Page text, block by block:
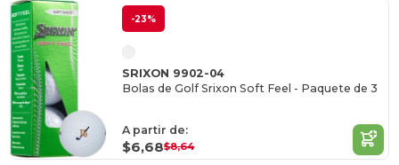
-23%
SRIXON 9902-04
Bolas de Golf Srixon Soft Feel - Paquete de 3
A partir de:
$6,68$8,64